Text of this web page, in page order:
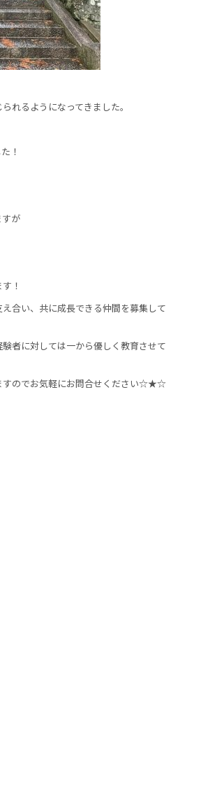
れるようになってきました。
！
が
！
い、共に成長できる仲間を募集して
者に対しては一から優しく教育させて
すのでお気軽にお問合せください☆★☆